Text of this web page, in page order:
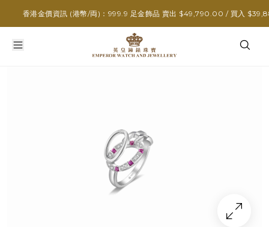
香港金價資訊 (港幣/両)：999.9 足金飾品 賣出 $49,790.00 / 買入